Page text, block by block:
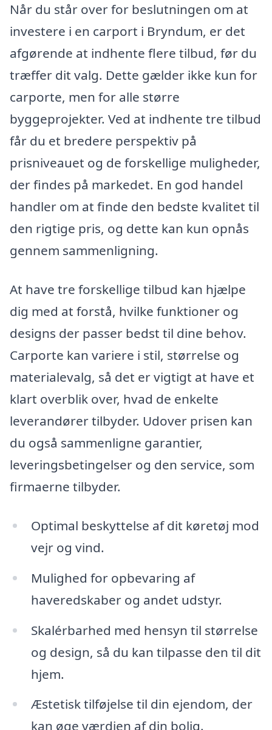
Når du står over for beslutningen om at
investere i en carport i Bryndum, er det
afgørende at indhente flere tilbud, før du
træffer dit valg. Dette gælder ikke kun for
carporte, men for alle større
byggeprojekter. Ved at indhente tre tilbud
får du et bredere perspektiv på
prisniveauet og de forskellige muligheder,
der findes på markedet. En god handel
handler om at finde den bedste kvalitet til
den rigtige pris, og dette kan kun opnås
gennem sammenligning.
At have tre forskellige tilbud kan hjælpe
dig med at forstå, hvilke funktioner og
designs der passer bedst til dine behov.
Carporte kan variere i stil, størrelse og
materialevalg, så det er vigtigt at have et
klart overblik over, hvad de enkelte
leverandører tilbyder. Udover prisen kan
du også sammenligne garantier,
leveringsbetingelser og den service, som
firmaerne tilbyder.
Optimal beskyttelse af dit køretøj mod
vejr og vind.
Mulighed for opbevaring af
haveredskaber og andet udstyr.
Skalérbarhed med hensyn til størrelse
og design, så du kan tilpasse den til dit
hjem.
Æstetisk tilføjelse til din ejendom, der
kan øge værdien af din bolig.